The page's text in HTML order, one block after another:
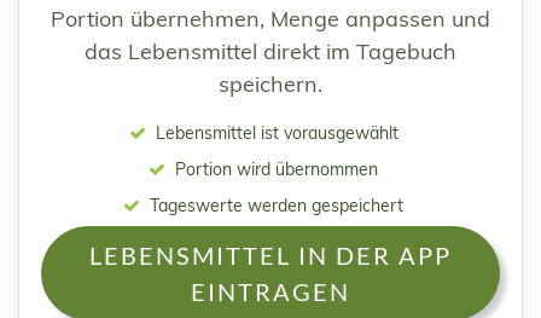
Portion übernehmen, Menge anpassen und
das Lebensmittel direkt im Tagebuch
speichern.
Lebensmittel ist vorausgewählt
Portion wird übernommen
Tageswerte werden gespeichert
LEBENSMITTEL IN DER APP
EINTRAGEN